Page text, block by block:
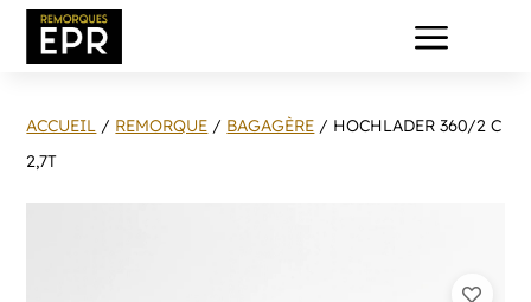
a
ACCUEIL / REMORQUE / BAGAGÈRE / HOCHLADER 360/2 C
2,7T